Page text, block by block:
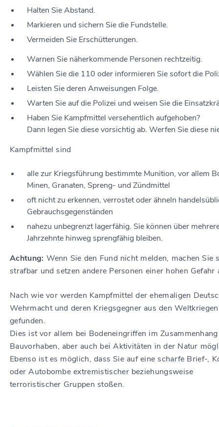
Halten Sie Abstand.
Markieren und sichern Sie die Fundstelle.
Vermeiden Sie Erschütterungen.
Warnen Sie näherkommende Personen rechtzeitig.
Wählen Sie die 110 oder informieren Sie sofort die
Leisten Sie deren Anweisungen Folge.
Warten Sie auf die Polizei und weisen Sie die
Haben Sie Kampfmittel versehentlich aufgehoben?
Dann legen Sie diese vorsichtig ab. Werfen Sie diese
Kampfmittel sind
alle zur Kriegsführung bestimmte Munition, vor allem
Minen, Granaten, Spreng- und Zündmittel
oft nicht zu erkennen, verrostet oder ähneln
Gebrauchsgegenständen
nahezu unbegrenzt lagerfähig. Sie können über
Jahrzehnte hinweg sprengfähig bleiben.
Achtung: Wenn Sie den Fund nicht melden, machen Sie
strafbar und setzen andere Personen einer hohen Gefahr
Nach wie vor werden Kampfmittel der ehemaligen
Wehrmacht und deren Kriegsgegner aus den Weltkriegen
gefunden.
Dies ist vor allem bei Bodeneingriffen im
Bauvorhaben, aber auch bei Aktivitäten in der Natur
Ebenso ist es möglich, dass Sie auf eine scharfe Brief-,
oder Autobombe extremistischer beziehungsweise
terroristischer Gruppen stoßen.